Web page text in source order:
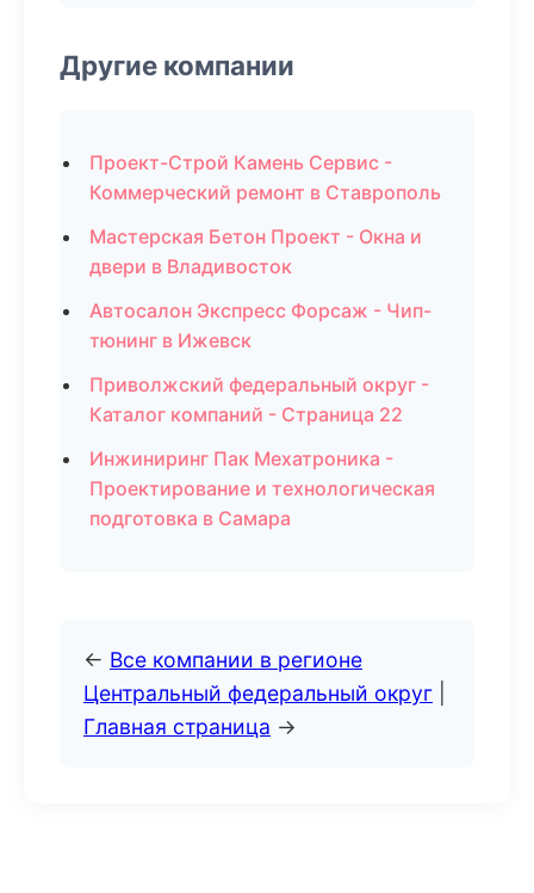
Другие компании
Проект-Строй Камень Сервис -
Коммерческий ремонт в Ставрополь
Мастерская Бетон Проект - Окна и
двери в Владивосток
Автосалон Экспресс Форсаж - Чип-
тюнинг в Ижевск
Приволжский федеральный округ -
Каталог компаний - Страница 22
Инжиниринг Пак Мехатроника -
Проектирование и технологическая
подготовка в Самара
← Все компании в регионе
Центральный федеральный округ
Главная страница →